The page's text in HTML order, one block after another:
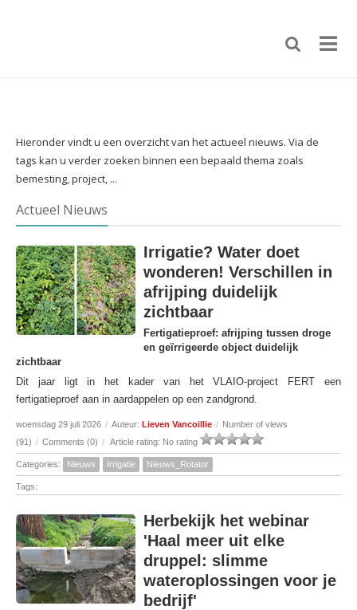
Hieronder vindt u een overzicht van het actueel nieuws. Via de
tags kan u verder zoeken binnen een bepaald thema zoals
bemesting, project, ...
Actueel Nieuws
Irrigatie? Water doet
wonderen! Verschillen in
afrijping duidelijk
zichtbaar
Fertigatieproef: afrijping tussen droge
en geïrrigeerde object duidelijk
zichtbaar
Dit jaar ligt in het kader van het VLAIO-project FERT een
fertigatieproef aan in aardappelen op een zandgrond.
woensdag 29 juli 2026 / Auteur: Lieven Vancoillie / Number of views
(91) / Comments (0) / Article rating: No rating
Categories: Nieuws Irrigatie Nieuws_Rotator
Tags:
Herbekijk het webinar
'Haal meer uit elke
druppel: slimme
wateroplossingen voor je
bedrijf'